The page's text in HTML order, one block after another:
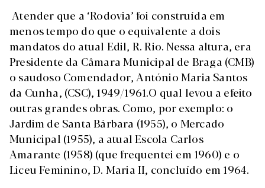
Atender que a ‘Rodovia’ foi construída em
menos tempo do que o equivalente a dois
mandatos do atual Edil, R. Rio. Nessa altura, era
Presidente da Câmara Municipal de Braga (CMB)
o saudoso Comendador, António Maria Santos
da Cunha, (CSC), 1949/1961.O qual levou a efeito
outras grandes obras. Como, por exemplo: o
Jardim de Santa Bárbara (1955), o Mercado
Municipal (1955), a atual Escola Carlos
Amarante (1958) (que frequentei em 1960) e o
Liceu Feminino, D. Maria II, concluído em 1964.